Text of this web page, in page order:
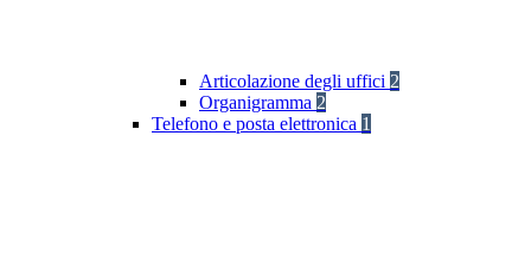
Articolazione degli uffici 2
Organigramma 2
Telefono e posta elettronica 1